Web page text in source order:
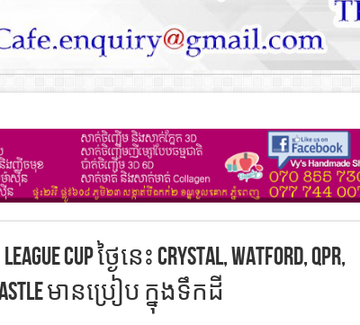
Cup ថ្ងៃនេះ Crystal, Watford, QPR,
មានប្រៀប ក្នុងទឹកដី